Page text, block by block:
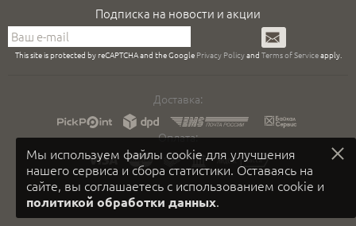
Мы используем файлы cookie для улучшения
нашего сервиса и сбора статистики. Оставаясь на
сайте, вы соглашаетесь с использованием cookie и
политикой обработки данных.
Подписка на новости и акции
Подписаться
This site is protected by reCAPTCHA and the Google Privacy Policyand Terms of Serviceapply.
Доставка:
Оплата: